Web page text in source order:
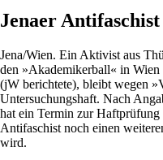
Jenaer
Jena/Wien. Ein Aktivist aus
den »Akademikerball« in Wien
(jW berichtete), bleibt wegen
Untersuchungshaft. Nach
hat ein Termin zur Haftprüfung
Antifaschist noch einen
wird.